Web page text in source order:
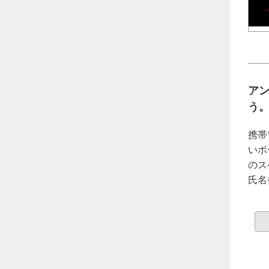
ア
う。
携
い
の
氏